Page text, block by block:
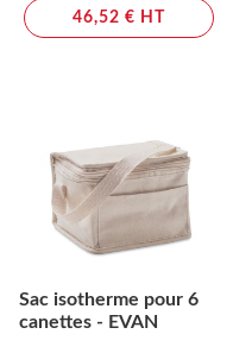
46,52 € HT
Sac isotherme pour 6
canettes - EVAN